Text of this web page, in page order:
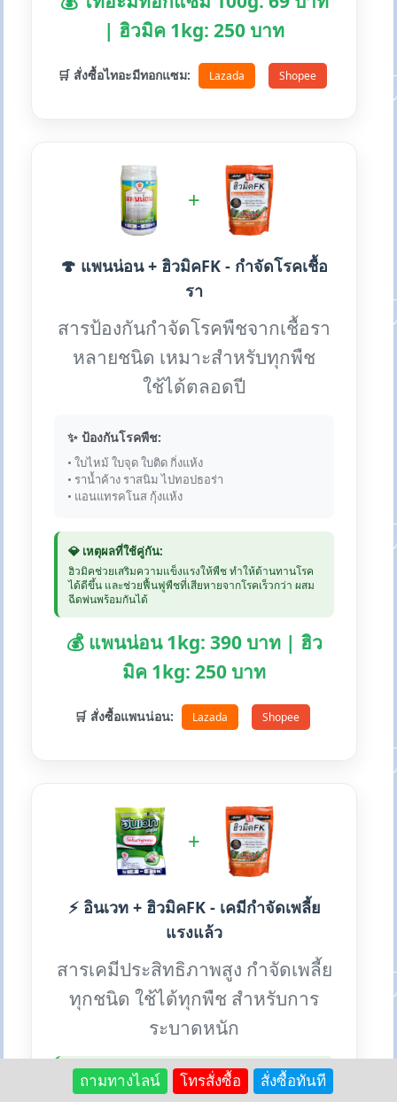
| ฮิวมิค 1kg: 250 บาท
🛒 สั่งซื้อไทอะมีทอกแซม: Lazada Shopee
+
🍄 แพนน่อน + ฮิวมิคFK - กำจัดโรคเชื้อ
รา
สารป้องกันกำจัดโรคพืชจากเชื้อรา
หลายชนิด เหมาะสำหรับทุกพืช
ใช้ได้ตลอดปี
✨ ป้องกันโรคพืช:
• ใบไหม้ ใบจุด ใบติด กิ่งแห้ง
• ราน้ำค้าง ราสนิม ไปทอปธอร่า
• แอนแทรคโนส กุ้งแห้ง
💎 เหตุผลที่ใช้คู่กัน:
ฮิวมิคช่วยเสริมความแข็งแรงให้พืช ทำให้ต้านทานโรค
ได้ดีขึ้น และช่วยฟื้นฟูพืชที่เสียหายจากโรคเร็วกว่า ผสม
ฉีดพ่นพร้อมกันได้
💰 แพนน่อน 1kg: 390 บาท | ฮิว
มิค 1kg: 250 บาท
🛒 สั่งซื้อแพนน่อน: Lazada Shopee
+
⚡ อินเวท + ฮิวมิคFK - เคมีกำจัดเพลี้ย
แรงแล้ว
สารเคมีประสิทธิภาพสูง กำจัดเพลี้ย
ทุกชนิด ใช้ได้ทุกพืช สำหรับการ
ระบาดหนัก
💎 เหตุผลที่ใช้คู่กัน:
ฮิวมิคช่วยลดความเครียดของพืชจากสารเคมี และช่วย
ถามทางไลน์ โทรสั่งซื้อ สั่งซื้อทันที